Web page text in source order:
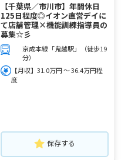
【千葉県／市川市】年間休日
125日程度◎イオン直営デイに
て店舗管理×機能訓練指導員の
募集☆彡
京成本線「鬼越駅」（徒歩19
分）
【月収】31.0万円 ～ 36.4万円程
度
保存する